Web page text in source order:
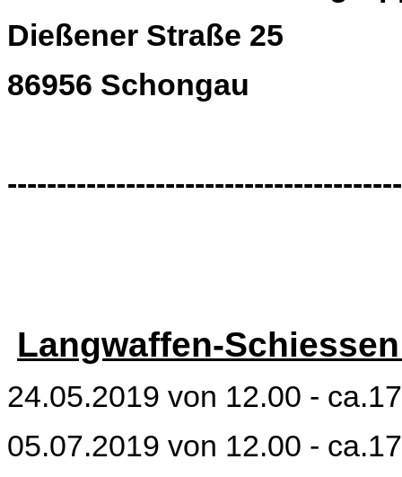
Dießener Straße 25
86956 Schongau
Langwaffen-
24.05.2019 von 12.00 -
05.07.2019 von 12.00 -